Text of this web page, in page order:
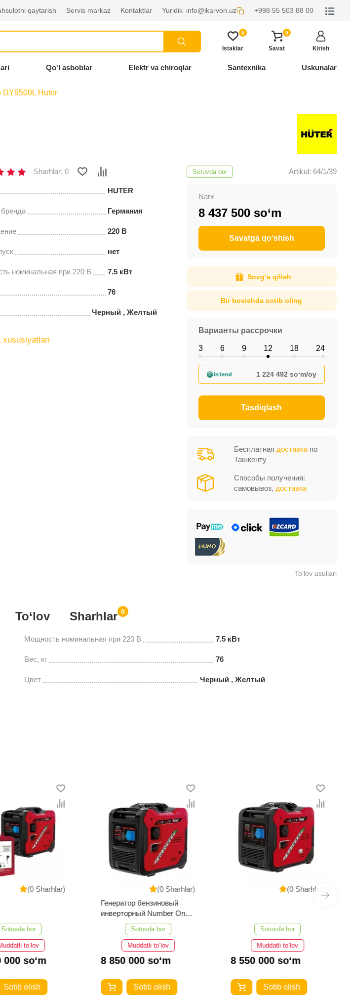
qaytarish Servis markaz Kontaktlar Yuridik info@ikarvon.uz +998 55 503 88 00
0
Istaklar
0
Savat Kirish
Qo'l asboblar Elektr va chiroqlar Santexnika Uskunalar
DY9500L Huter
Sharhlar: 0
HUTER
Германия
220 В
нет
номинальная при 220 В 7.5 кВт
76
Черный , Желтый
xususiyatlari
Sotuvda bor Artikul: 64/1/39
Narx
8 437 500 so‘m
Savatga qo‘shish
Sovg‘a qilish
Bir bosishda sotib oling
Варианты рассрочки
3 6 9 12 18 24
1 224 492 so‘m/oy
Tasdiqlash
Бесплатная доставкапо
Ташкенту
Способы получения:
самовывоз, доставка
To‘lov usullari
To‘lov 0
Sharhlar
Мощность номинальная при 220 В 7.5 кВт
Вес, кг 76
Цвет Черный , Желтый
(0 Sharhlar)
Sotuvda bor
to‘lov
000 so‘m
Sotib olish
(0 Sharhlar)
Генератор бензиновый
инверторный Number One
NIG8000-iS-PRO
Sotuvda bor
Muddatli to‘lov
8 850 000 so‘m
Sotib olish
(0 Sharhlar)
Sotuvda bor
Muddatli to‘lov
8 550 000 so‘m
Sotib olish